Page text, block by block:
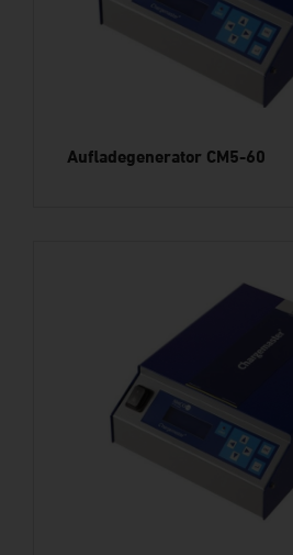
Aufladegenerator CM5-60